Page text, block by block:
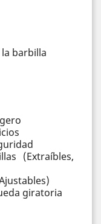
barbilla
(Extraíbles,
giratoria